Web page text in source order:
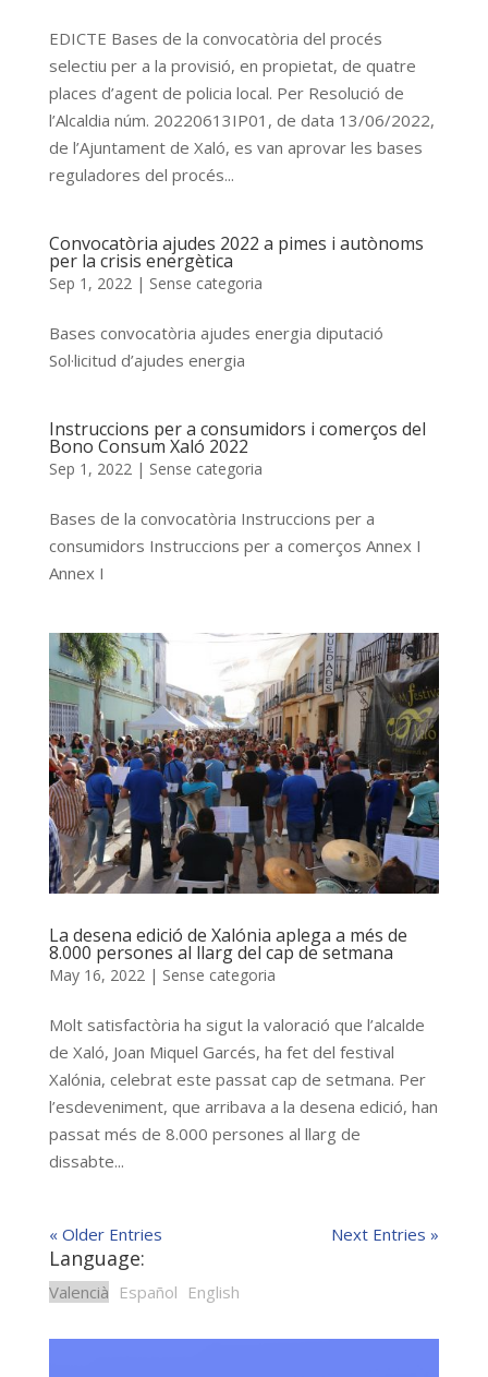
EDICTE Bases de la convocatòria del procés
selectiu per a la provisió, en propietat, de quatre
places d’agent de policia local. Per Resolució de
l’Alcaldia núm. 20220613IP01, de data 13/06/2022,
de l’Ajuntament de Xaló, es van aprovar les bases
reguladores del procés...
Convocatòria ajudes 2022 a pimes i autònoms
per la crisis energètica
Sep 1, 2022| Sense categoria
Bases convocatòria ajudes energia diputació
Sol·licitud d’ajudes energia
Instruccions per a consumidors i comerços del
Bono Consum Xaló 2022
Sep 1, 2022| Sense categoria
Bases de la convocatòria Instruccions per a
consumidors Instruccions per a comerços Annex I
Annex I
La desena edició de Xalónia aplega a més de
8.000 persones al llarg del cap de setmana
May 16, 2022| Sense categoria
Molt satisfactòria ha sigut la valoració que l’alcalde
de Xaló, Joan Miquel Garcés, ha fet del festival
Xalónia, celebrat este passat cap de setmana. Per
l’esdeveniment, que arribava a la desena edició, han
passat més de 8.000 persones al llarg de
dissabte...
« Older Entries Next Entries »
Language:
Valencià Español English